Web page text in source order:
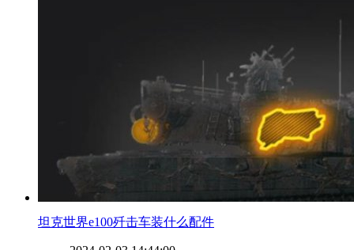
​坦克世界e100歼击车装什么配件